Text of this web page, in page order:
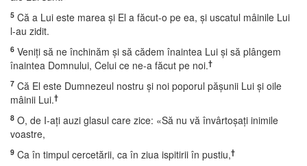
5 Că a Lui este marea şi El a făcut-o pe ea, şi uscatul mâinile Lui
l-au zidit.
6 Veniţi să ne închinăm şi să cădem înaintea Lui şi să plângem
înaintea Domnului, Celui ce ne-a făcut pe noi.†
7 Că El este Dumnezeul nostru şi noi poporul păşunii Lui şi oile
mâinii Lui.†
8 O, de I-aţi auzi glasul care zice: «Să nu vă învârtoşaţi inimile
voastre,
9 Ca în timpul cercetării, ca în ziua ispitirii în pustiu,†